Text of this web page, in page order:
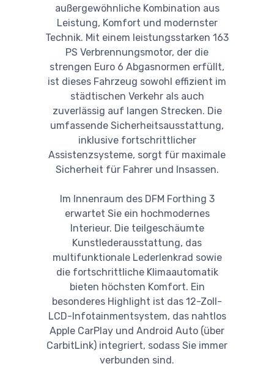
außergewöhnliche Kombination aus
Leistung, Komfort und modernster
Technik. Mit einem leistungsstarken 163
PS Verbrennungsmotor, der die
strengen Euro 6 Abgasnormen erfüllt,
ist dieses Fahrzeug sowohl effizient im
städtischen Verkehr als auch
zuverlässig auf langen Strecken. Die
umfassende Sicherheitsausstattung,
inklusive fortschrittlicher
Assistenzsysteme, sorgt für maximale
Sicherheit für Fahrer und Insassen.
Im Innenraum des DFM Forthing 3
erwartet Sie ein hochmodernes
Interieur. Die teilgeschäumte
Kunstlederausstattung, das
multifunktionale Lederlenkrad sowie
die fortschrittliche Klimaautomatik
bieten höchsten Komfort. Ein
besonderes Highlight ist das 12-Zoll-
LCD-Infotainmentsystem, das nahtlos
Apple CarPlay und Android Auto (über
CarbitLink) integriert, sodass Sie immer
verbunden sind.